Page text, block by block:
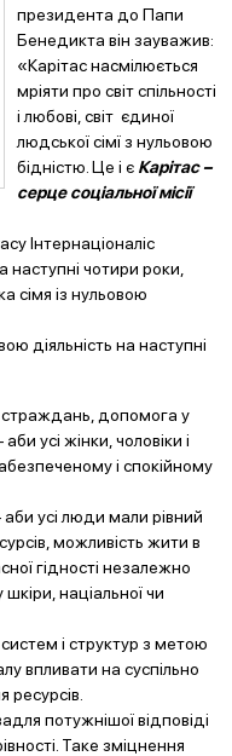
президента до Папи
Бенедикта він зауважив:
«Карітас насмілюється
мріяти про світ спільності
і любові, світ єдиної
людської сімї з нульовою
бідністю. Це і є Карітас –
серце соціальної місії
Інтернаціоналіс
наступні чотири роки,
сімя із нульовою
діяльність на наступні
допомога у
усі жінки, чоловіки і
і спокійному
усі люди мали рівний
можливість жити в
гідності незалежно
націальної чи
і структур з метою
впливати на суспільно
ресурсів.
потужнішої відповіді
Таке зміцнення